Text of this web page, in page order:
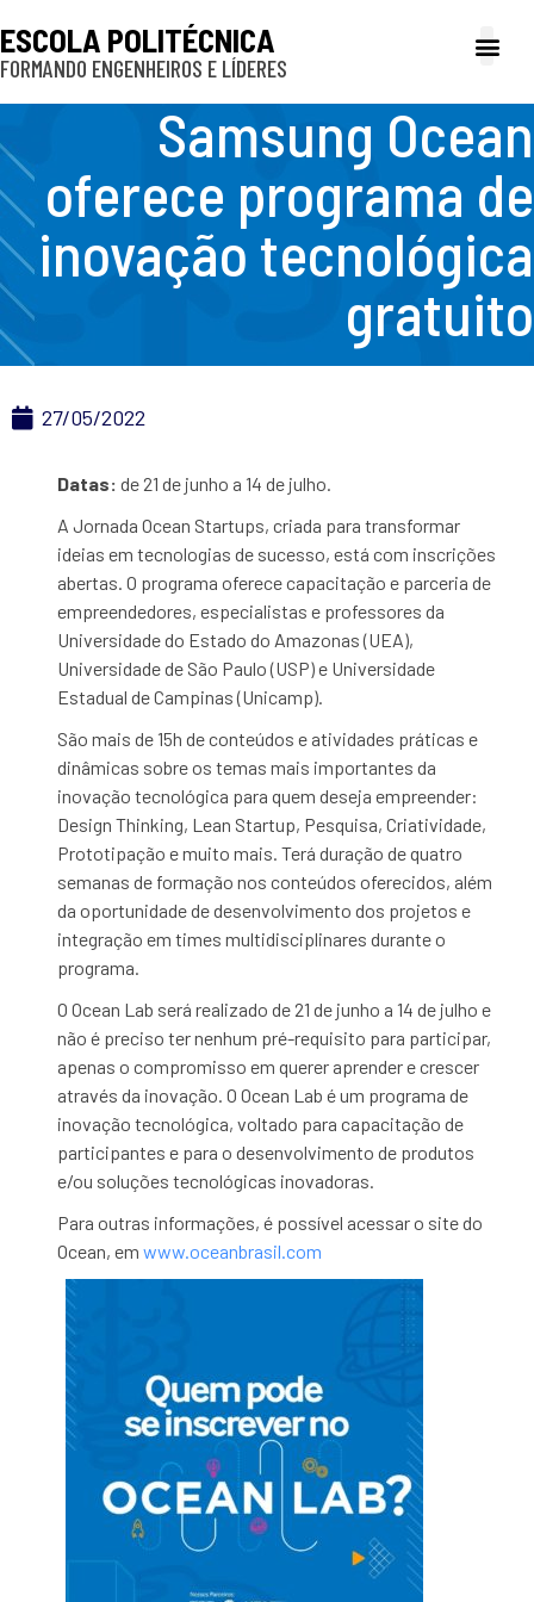
ESCOLA POLITÉCNICA
FORMANDO ENGENHEIROS E LÍDERES
Samsung Ocean
oferece programa de
inovação tecnológica
gratuito
27/05/2022
Datas:de 21 de junho a 14 de julho.
A Jornada Ocean Startups, criada para transformar
ideias em tecnologias de sucesso, está com inscrições
abertas. O programa oferece capacitação e parceria de
empreendedores, especialistas e professores da
Universidade do Estado do Amazonas (UEA),
Universidade de São Paulo (USP) e Universidade
Estadual de Campinas (Unicamp).
São mais de 15h de conteúdos e atividades práticas e
dinâmicas sobre os temas mais importantes da
inovação tecnológica para quem deseja empreender:
Design Thinking, Lean Startup, Pesquisa, Criatividade,
Prototipação e muito mais. Terá duração de quatro
semanas de formação nos conteúdos oferecidos, além
da oportunidade de desenvolvimento dos projetos e
integração em times multidisciplinares durante o
programa.
O Ocean Lab será realizado de 21 de junho a 14 de julho e
não é preciso ter nenhum pré-requisito para participar,
apenas o compromisso em querer aprender e crescer
através da inovação. O Ocean Lab é um programa de
inovação tecnológica, voltado para capacitação de
participantes e para o desenvolvimento de produtos
e/ou soluções tecnológicas inovadoras.
Para outras informações, é possível acessar o site do
Ocean, emwww.oceanbrasil.com